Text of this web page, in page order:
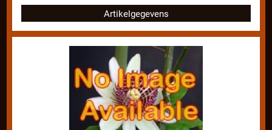
Artikelgegevens